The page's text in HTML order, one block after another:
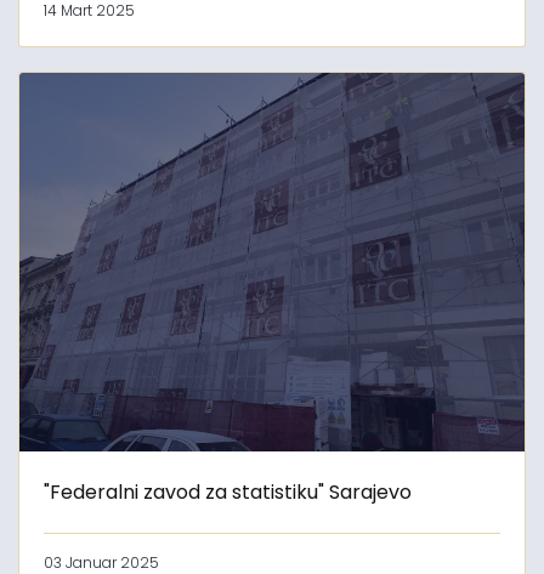
14 Mart 2025
"Federalni zavod za statistiku" Sarajevo
03 Januar 2025